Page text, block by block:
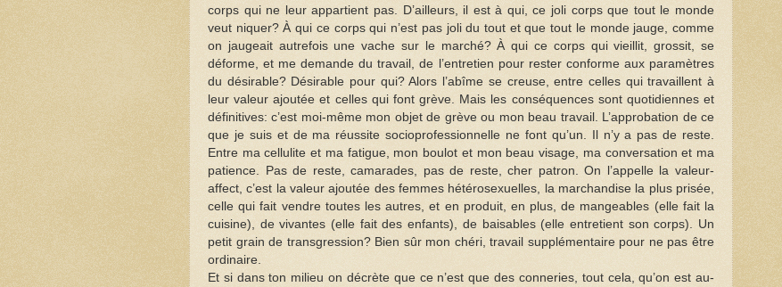
corps qui ne leur appartient pas. D’ailleurs, il est à qui, ce joli corps que tout le monde
veut niquer? À qui ce corps qui n’est pas joli du tout et que tout le monde jauge, comme
on jaugeait autrefois une vache sur le marché? À qui ce corps qui vieillit, grossit, se
déforme, et me demande du travail, de l’entretien pour rester conforme aux paramètres
du désirable? Désirable pour qui? Alors l’abîme se creuse, entre celles qui travaillent à
leur valeur ajoutée et celles qui font grève. Mais les conséquences sont quotidiennes et
définitives: c’est moi-même mon objet de grève ou mon beau travail. L’approbation de ce
que je suis et de ma réussite socioprofessionnelle ne font qu’un. Il n’y a pas de reste.
Entre ma cellulite et ma fatigue, mon boulot et mon beau visage, ma conversation et ma
patience. Pas de reste, camarades, pas de reste, cher patron. On l’appelle la valeur-
affect, c’est la valeur ajoutée des femmes hétérosexuelles, la marchandise la plus prisée,
celle qui fait vendre toutes les autres, et en produit, en plus, de mangeables (elle fait la
cuisine), de vivantes (elle fait des enfants), de baisables (elle entretient son corps). Un
petit grain de transgression? Bien sûr mon chéri, travail supplémentaire pour ne pas être
ordinaire.
Et si dans ton milieu on décrète que ce n’est que des conneries, tout cela, qu’on est au-